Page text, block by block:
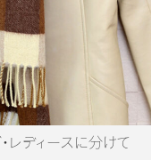
レディースに分けて